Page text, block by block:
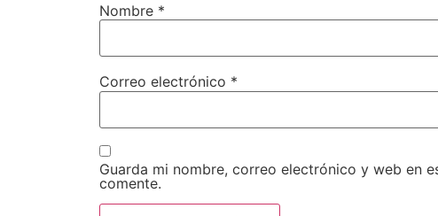
Nombre *
Correo electrónico *
Guarda mi nombre, correo electrónico y web en
comente.